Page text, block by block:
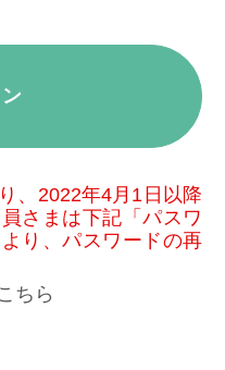
、2022年4月1日以降
さまは下記「パスワ
り、パスワードの再
ちら